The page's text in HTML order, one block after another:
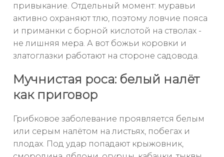
привыкание. Отдельный момент: муравьи
активно охраняют тлю, поэтому ловчие пояса
и приманки с борной кислотой на стволах -
не лишняя мера. А вот божьи коровки и
златоглазки работают на стороне садовода.
Мучнистая роса: белый налёт
как приговор
Грибковое заболевание проявляется белым
или серым налётом на листьях, побегах и
плодах. Под удар попадают крыжовник,